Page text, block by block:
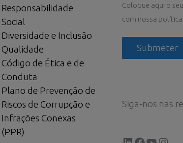
Responsabilidade
Social
Diversidade e Inclusão
Qualidade
Código de Ética e de
Conduta
Plano de Prevenção de
Riscos de Corrupção e
Infrações Conexas
(PPR)
Coloque aqui o
com nossa
Siga-nos nas